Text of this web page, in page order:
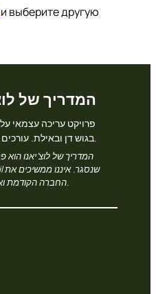
и выберите другую
המדריך של
פרויקט עריכה עצמאי
בגוש דן ובאילת. עורכים מקומיים, ביקורות שטח.
המדריך של לוצ’יאנו הוא
החברה הקודמת ואיננו מוכרים ריהוט.